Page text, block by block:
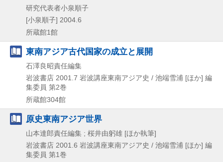
研究代表者小泉順子
[小泉順子] 2004.6
所蔵館1館
東南アジア古代国家の成立と展開
石澤良昭責任編集
岩波書店 2001.7 岩波講座東南アジア史 / 池端雪浦 [ほか] 編
集委員 第2巻
所蔵館304館
原史東南アジア世界
山本達郎責任編集 ; 桜井由躬雄 [ほか執筆]
岩波書店 2001.6 岩波講座東南アジア史 / 池端雪浦 [ほか] 編
集委員 第1巻